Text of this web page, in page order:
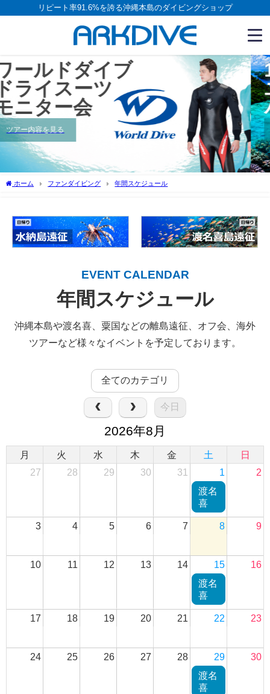
リピート率91.6%を誇る沖縄本島のダイビングショップ
12ダイブ付き6日間
ユナイテッド国際航空
パラオツアー
ツアー内容を見る
ホーム ファンダイビング 年間スケジュール
EVENT CALENDAR
年間スケジュール
沖縄本島や渡名喜、粟国などの離島遠征、オフ会、海外
ツアーなど様々なイベントを予定しております。
今日
2026年8月
月 火 水 木 金 土
日
27
28 29 30 31 1
2
渡名
喜
3 4 5 6 7 8 9
10 11 12 13 14 15
16
渡名
喜
17 18 19 20 21 22 23
24 25 26 27 28 29
30
渡名
喜